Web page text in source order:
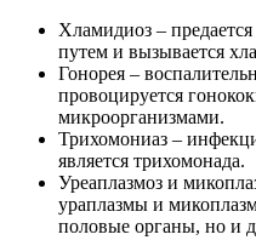
Хламидиоз –
путем и вызывается
Гонорея –
провоцируется
микроорганизмами.
Трихомониаз –
является трихомонада.
Уреаплазмоз и
ураплазмы и
половые органы, но и